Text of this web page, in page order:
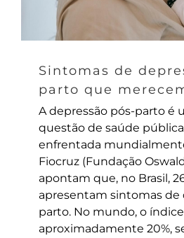
Sintomas de
parto que
A depressão pós-parto é
questão de saúde
enfrentada
Fiocruz (Fundação
apontam que, no Brasil,
apresentam sintomas de
parto. No mundo, o
aproximadamente 20%,